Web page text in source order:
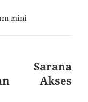
mini
Sarana
Akses